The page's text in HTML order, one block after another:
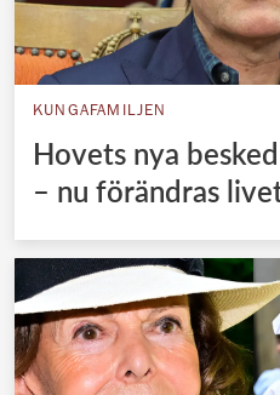
KUNGAFAMILJEN
Hovets nya
– nu förändras